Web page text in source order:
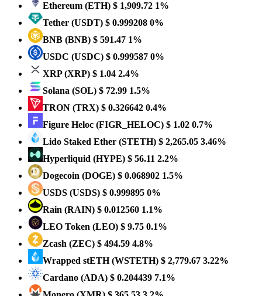
Ethereum (ETH) $ 1,909.72 1%
Tether (USDT) $ 0.999208 0%
BNB (BNB) $ 591.47 1%
USDC (USDC) $ 0.999587 0%
XRP(XRP) $ 1.04 2.4%
Solana (SOL) $ 72.99 1.5%
TRON (TRX) $ 0.326642 0.4%
Figure Heloc (FIGR_HELOC) $ 1.02 0.7%
Lido Staked Ether (STETH) $ 2,265.05 3.46%
Hyperliquid (HYPE) $ 56.11 2.2%
Dogecoin (DOGE) $ 0.068902 1.5%
USDS (USDS) $ 0.999895 0%
Rain (RAIN) $ 0.012560 1.1%
LEO Token (LEO) $ 9.75 0.1%
Zcash (ZEC) $ 494.59 4.8%
Wrapped stETH(WSTETH) $ 2,779.67 3.22%
Cardano (ADA) $ 0.204439 7.1%